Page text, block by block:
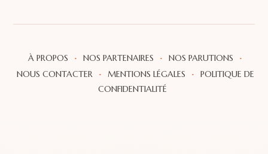
À PROPOS · NOS PARTENAIRES · NOS PARUTIONS ·
NOUS CONTACTER · MENTIONS LÉGALES ·
POLITIQUE DE
CONFIDENTIALITÉ